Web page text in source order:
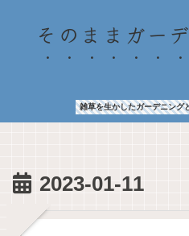
そのままガー
雑草を生かしたガーデニング
2023-01-11